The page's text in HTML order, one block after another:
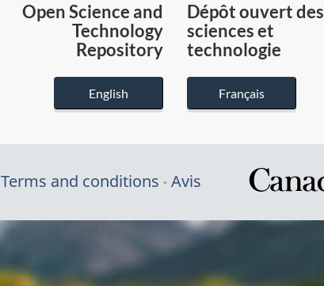
du
Canada
Open Science and
Technology
Repository
English
Dépôt ouvert des
sciences et
technologie
Français
Terms and conditions Avis